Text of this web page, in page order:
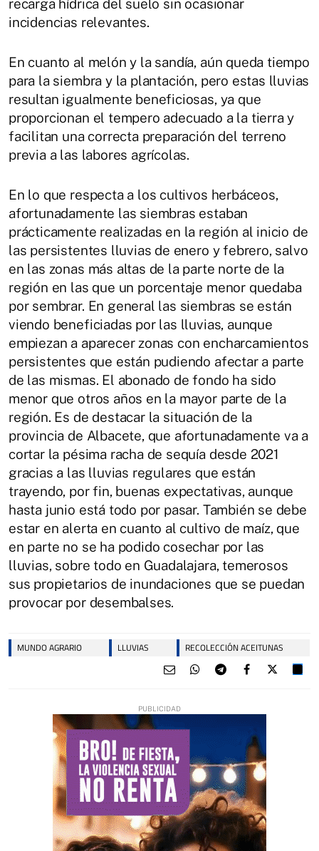
recarga hídrica del suelo sin ocasionar
incidencias relevantes.
En cuanto al melón y la sandía, aún queda tiempo
para la siembra y la plantación, pero estas lluvias
resultan igualmente beneficiosas, ya que
proporcionan el tempero adecuado a la tierra y
facilitan una correcta preparación del terreno
previa a las labores agrícolas.
En lo que respecta a los cultivos herbáceos,
afortunadamente las siembras estaban
prácticamente realizadas en la región al inicio de
las persistentes lluvias de enero y febrero, salvo
en las zonas más altas de la parte norte de la
región en las que un porcentaje menor quedaba
por sembrar. En general las siembras se están
viendo beneficiadas por las lluvias, aunque
empiezan a aparecer zonas con encharcamientos
persistentes que están pudiendo afectar a parte
de las mismas. El abonado de fondo ha sido
menor que otros años en la mayor parte de la
región. Es de destacar la situación de la
provincia de Albacete, que afortunadamente va a
cortar la pésima racha de sequía desde 2021
gracias a las lluvias regulares que están
trayendo, por fin, buenas expectativas, aunque
hasta junio está todo por pasar. También se debe
estar en alerta en cuanto al cultivo de maíz, que
en parte no se ha podido cosechar por las
lluvias, sobre todo en Guadalajara, temerosos
sus propietarios de inundaciones que se puedan
provocar por desembalses.
MUNDO AGRARIO LLUVIAS RECOLECCIÓN ACEITUNAS